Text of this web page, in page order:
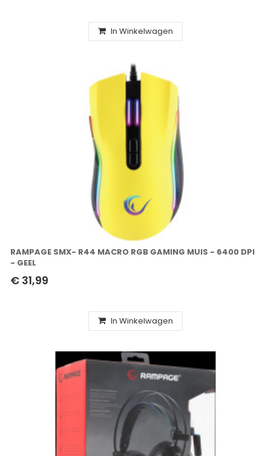
In Winkelwagen
RAMPAGE SMX- R44 MACRO RGB GAMING MUIS - 6400 DPI
- GEEL
€ 31,99
In Winkelwagen